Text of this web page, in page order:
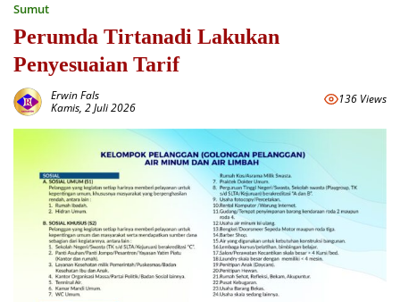
Sumut
Perumda Tirtanadi Lakukan
Penyesuaian Tarif
Erwin Fals
Kamis, 2 Juli 2026
136 Views